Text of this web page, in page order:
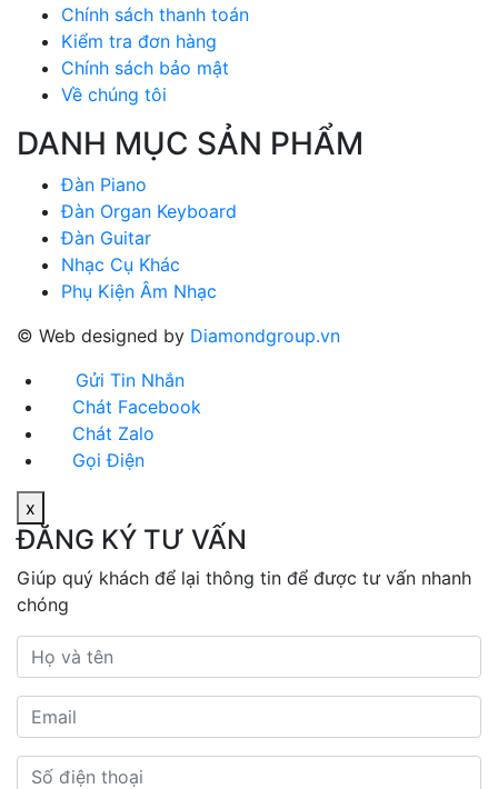
Chính sách thanh toán
Kiểm tra đơn hàng
Chính sách bảo mật
Về chúng tôi
DANH MỤC SẢN PHẨM
Đàn Piano
Đàn Organ Keyboard
Đàn Guitar
Nhạc Cụ Khác
Phụ Kiện Âm Nhạc
© Web designed by Diamondgroup.vn
Gửi Tin Nhắn
Chát Facebook
Chát Zalo
Gọi Điện
x
ĐĂNG KÝ TƯ VẤN
Giúp quý khách để lại thông tin để được tư vấn nhanh
chóng